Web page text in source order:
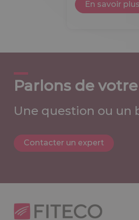
En savoir plus
Parlons de
Une question ou un
Contacter un expert